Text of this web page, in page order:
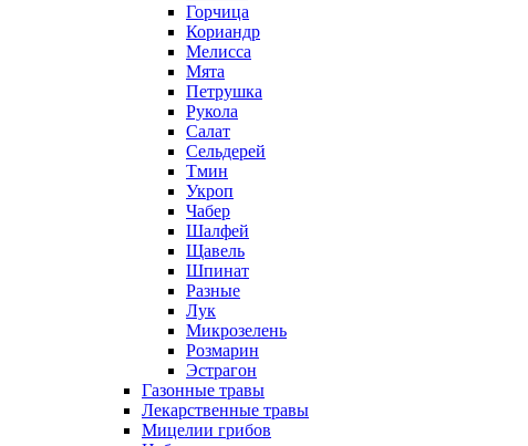
Горчица
Кориандр
Мелисса
Мята
Петрушка
Рукола
Салат
Сельдерей
Тмин
Укроп
Чабер
Шалфей
Щавель
Шпинат
Разные
Лук
Микрозелень
Розмарин
Эстрагон
Газонные травы
Лекарственные травы
Мицелии грибов